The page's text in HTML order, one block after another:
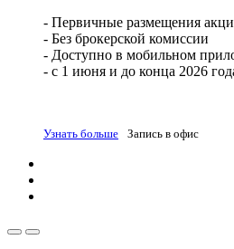
- Первичные размещения
- Без брокерской комиссии
- Доступно в мобильном
- с 1 июня и до конца 2026
Узнать больше Запись в офис